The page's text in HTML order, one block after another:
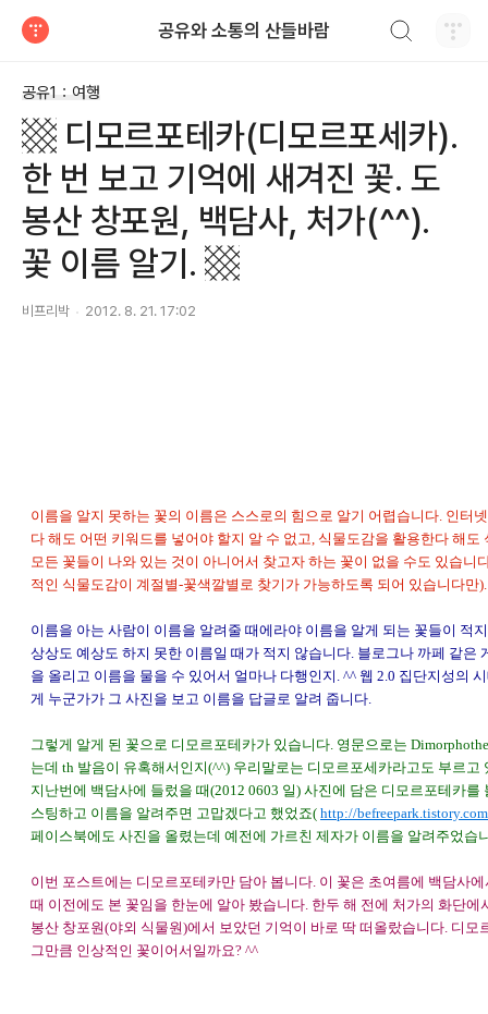
공유와 소통의 산들바람
공유1：여행
▩ 디모르포테카(디모르포세카).
한 번 보고 기억에 새겨진 꽃. 도
봉산 창포원, 백담사, 처가(^^).
꽃 이름 알기. ▩
비프리박 2012. 8. 21. 17:02
이름을 알지 못하는 꽃의 이름은 스스로의 힘으로 알기 어렵습니다. 인터
다 해도 어떤 키워드를 넣어야 할지 알 수 없고, 식물도감을 활용한다 해도
모든 꽃들이 나와 있는 것이 아니어서 찾고자 하는 꽃이 없을 수도 있습니
적인 식물도감이 계절별-꽃색깔별로 찾기가 가능하도록 되어 있습니다만).
이름을 아는 사람이 이름을 알려줄 때에라야 이름을 알게 되는 꽃들이 적
상상도 예상도 하지 못한 이름일 때가 적지 않습니다. 블로그나 까페 같은
을 올리고 이름을 물을 수 있어서 얼마나 다행인지. ^^ 웹 2.0 집단지성의
게 누군가가 그 사진을 보고 이름을 답글로 알려 줍니다.
그렇게 알게 된 꽃으로 디모르포테카가 있습니다. 영문으로는
는데 th 발음이 유혹해서인지(^^) 우리말로는 디모르포세카라고도 부르고
지난번에 백담사에 들렀을 때(2012 0603 일) 사진에 담은 디모르포테카를
스팅하고 이름을 알려주면 고맙겠다고 했었죠( http://
페이스북에도 사진을 올렸는데 예전에 가르친 제자가 이름을 알려주었습
이번 포스트에는 디모르포테카만 담아 봅니다. 이 꽃은 초여름에 백담사
때 이전에도 본 꽃임을 한눈에 알아 봤습니다. 한두 해 전에 처가의 화단에
봉산 창포원(야외 식물원)에서 보았던 기억이 바로 딱 떠올랐습니다. 디모
그만큼 인상적인 꽃이어서일까요? ^^